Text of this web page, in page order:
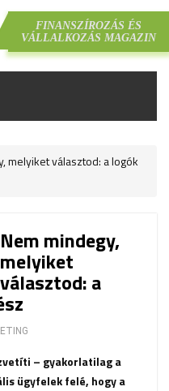
FINANSZÍROZÁS ÉS
VÁLLALKOZÁS MAGAZIN
melyiket választod: a logók
Nem mindegy,
melyiket
választod: a
– gyakorlatilag a
ügyfelek felé, hogy a